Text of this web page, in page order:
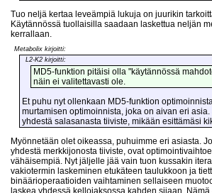
Tuo neljä kertaa leveämpiä lukuja on juurikin
Käytännössä tuollaisilla saadaan laskettua neljän
kerrallaan.
Metabolix kirjoitti:
L2-K2 kirjoitti:
MD5-funktion pitäisi olla "käytännössä
näin ei valitettavasti ole.
Et puhu nyt ollenkaan MD5-funktion
murtamisen optimoinnista, joka on aivan eri
yhdestä salasanasta tiiviste, mikään esittämäsi
Myönnetään olet oikeassa, puhuimme eri asiasta.
yhdestä merkkijonosta tiiviste, ovat
vähäisempiä. Nyt jäljelle jää vain tuon kussakin
vakiotermin laskeminen etukäteen taulukkoon ja
binäärioperaatioiden vaihtaminen sellaiseen
laskea yhdessä kellojaksossa kahden sijaan.